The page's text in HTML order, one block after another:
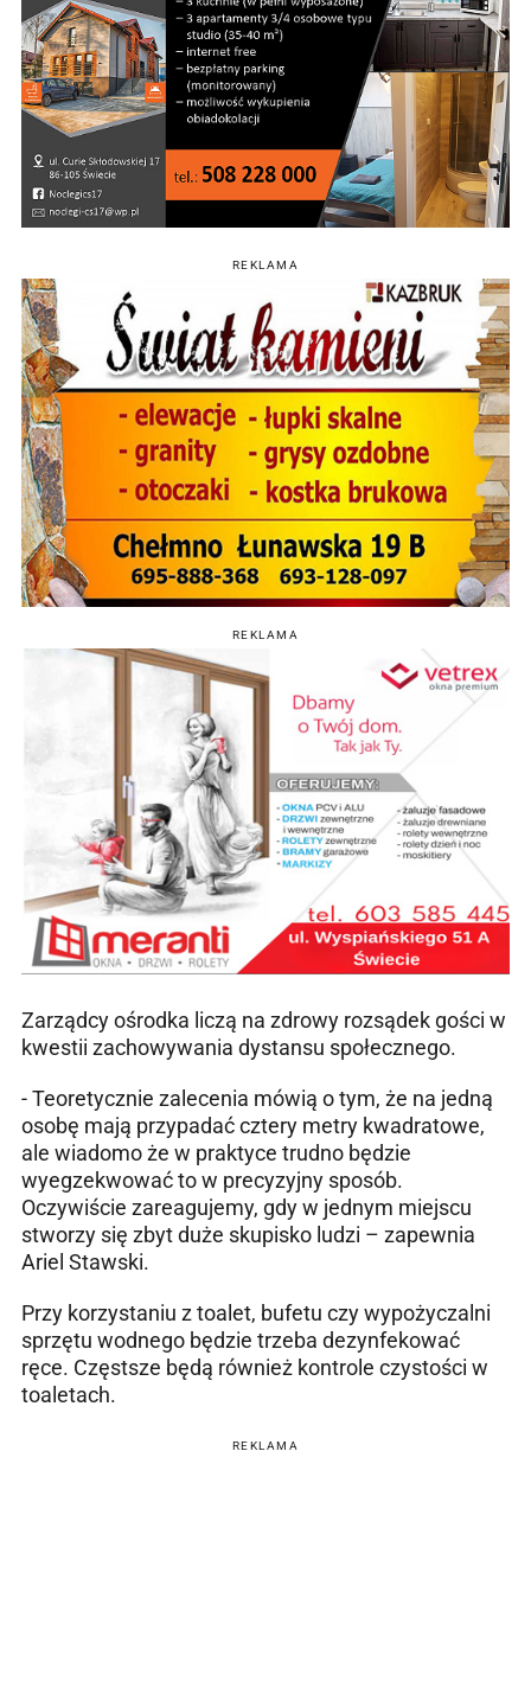
REKLAMA
REKLAMA
Zarządcy ośrodka liczą na zdrowy rozsądek gości w
kwestii zachowywania dystansu społecznego.
- Teoretycznie zalecenia mówią o tym, że na jedną
osobę mają przypadać cztery metry kwadratowe,
ale wiadomo że w praktyce trudno będzie
wyegzekwować to w precyzyjny sposób.
Oczywiście zareagujemy, gdy w jednym miejscu
stworzy się zbyt duże skupisko ludzi – zapewnia
Ariel Stawski.
Przy korzystaniu z toalet, bufetu czy wypożyczalni
sprzętu wodnego będzie trzeba dezynfekować
ręce. Częstsze będą również kontrole czystości w
toaletach.
REKLAMA